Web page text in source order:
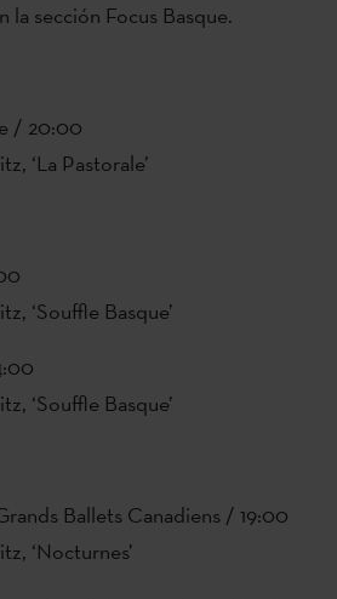
la sección Focus Basque.
/ 20:00
‘La Pastorale’
‘Souffle Basque’
‘Souffle Basque’
Ballets Canadiens / 19:00
‘Nocturnes’